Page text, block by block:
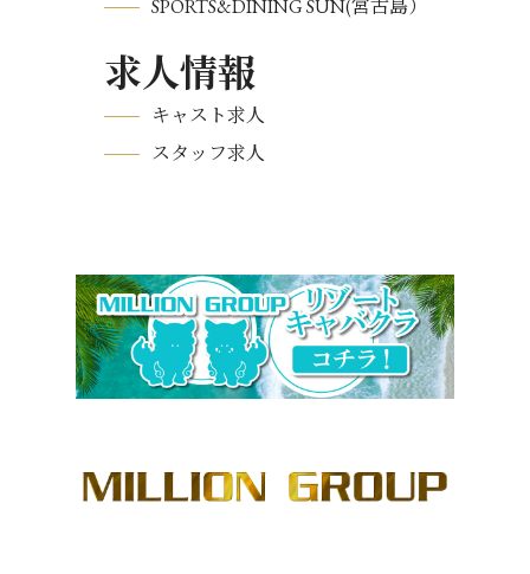
SPORTS&DINING SUN(宮古島）
求人情報
キャスト求人
スタッフ求人